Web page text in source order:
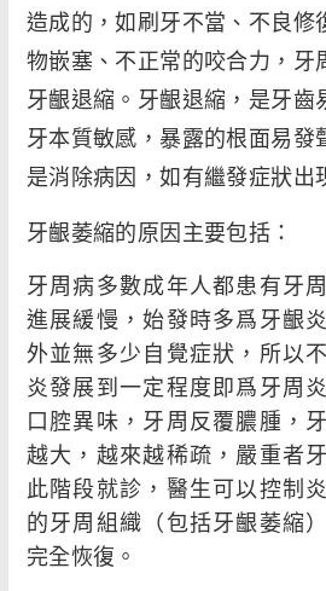
造成的，如刷牙不當、不良修
物嵌塞、不正常的咬合力，牙
牙齦退縮。牙齦退縮，是牙齒
牙本質敏感，暴露的根面易發
是消除病因，如有繼發症狀出
牙齦萎縮的原因主要包括：
牙周病多數成年人都患有牙
進展緩慢，始發時多爲牙齦
外並無多少自覺症狀，所以
炎發展到一定程度即爲牙周
口腔異味，牙周反覆膿腫，
越大，越來越稀疏，嚴重者
此階段就診，醫生可以控制
的牙周組織（包括牙齦萎縮
完全恢復。